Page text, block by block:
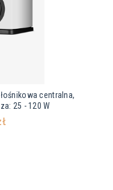
centralna,
25 - 120 W